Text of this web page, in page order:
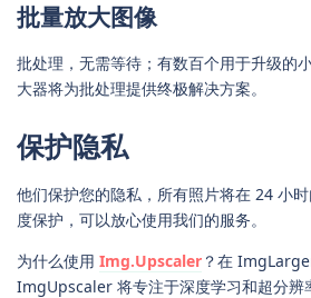
批量放大图像
批处理，无需等待；有数百个用于升级的
大器将为批处理提供终极解决方案。
保护隐私
他们保护您的隐私，所有照片将在 24 小
度保护，可以放心使用我们的服务。
为什么使用 Img.Upscaler ？在
ImgUpscaler 将专注于深度学习和超分辨